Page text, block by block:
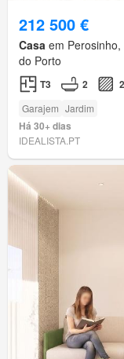
212 500 €
Casa em
do Porto
T3 2
Garajem Jardim
Há 30+ dias
IDEALISTA.PT